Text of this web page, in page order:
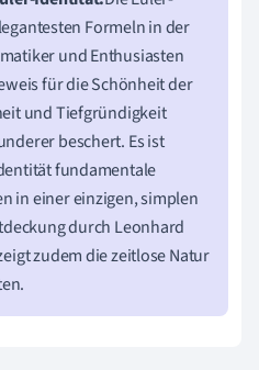
Formeln in der
und Enthusiasten
für die Schönheit der
und Tiefgründigkeit
beschert. Es ist
fundamentale
in einer einzigen, simplen
durch Leonhard
zudem die zeitlose Natur